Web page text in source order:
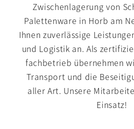
Zwischen­lagerung von
Paletten­ware in Horb am
Ihnen zuverlässige
und Logistik an. Als
fachbetrieb übernehmen
Trans­port und die
aller Art. Unsere
Einsatz!